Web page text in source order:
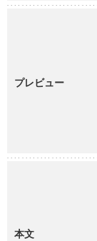
プレビュー
本文